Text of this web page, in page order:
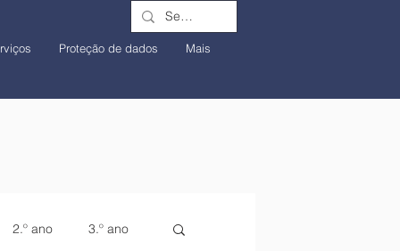
Proteção de dados Mais
2.º ano 3.º ano